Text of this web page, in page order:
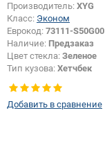
Производитель: XYG
Класс: Эконом
Еврокод: 73111-S50G00
Наличие: Предзаказ
Цвет стекла: Зеленое
Тип кузова: Хетчбек
Добавить в сравнение